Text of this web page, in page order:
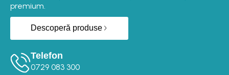
premium.
Descoperă produse
Telefon
0729 083 300‬‬